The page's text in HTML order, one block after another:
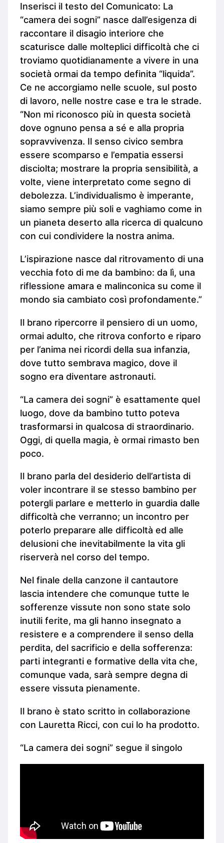
Inserisci il testo del Comunicato: La
“camera dei sogni” nasce dall’esigenza di
raccontare il disagio interiore che
scaturisce dalle molteplici difficoltà che ci
troviamo quotidianamente a vivere in una
società ormai da tempo definita “liquida”.
Ce ne accorgiamo nelle scuole, sul posto
di lavoro, nelle nostre case e tra le strade.
“Non mi riconosco più in questa società
dove ognuno pensa a sé e alla propria
sopravvivenza. Il senso civico sembra
essere scomparso e l’empatia essersi
disciolta; mostrare la propria sensibilità, a
volte, viene interpretato come segno di
debolezza. L’individualismo è imperante,
siamo sempre più soli e vaghiamo come in
un pianeta deserto alla ricerca di qualcuno
con cui condividere la nostra anima.
L’ispirazione nasce dal ritrovamento di una
vecchia foto di me da bambino: da lì, una
riflessione amara e malinconica su come il
mondo sia cambiato così profondamente.”
Il brano ripercorre il pensiero di un uomo,
ormai adulto, che ritrova conforto e riparo
per l’anima nei ricordi della sua infanzia,
dove tutto sembrava magico, dove il
sogno era diventare astronauti.
“La camera dei sogni” è esattamente quel
luogo, dove da bambino tutto poteva
trasformarsi in qualcosa di straordinario.
Oggi, di quella magia, è ormai rimasto ben
poco.
Il brano parla del desiderio dell’artista di
voler incontrare il se stesso bambino per
potergli parlare e metterlo in guardia dalle
difficoltà che verranno; un incontro per
poterlo preparare alle difficoltà ed alle
delusioni che inevitabilmente la vita gli
riserverà nel corso del tempo.
Nel finale della canzone il cantautore
lascia intendere che comunque tutte le
sofferenze vissute non sono state solo
inutili ferite, ma gli hanno insegnato a
resistere e a comprendere il senso della
perdita, del sacrificio e della sofferenza:
parti integranti e formative della vita che,
comunque vada, sarà sempre degna di
essere vissuta pienamente.
Il brano è stato scritto in collaborazione
con Lauretta Ricci, con cui lo ha prodotto.
“La camera dei sogni” segue il singolo